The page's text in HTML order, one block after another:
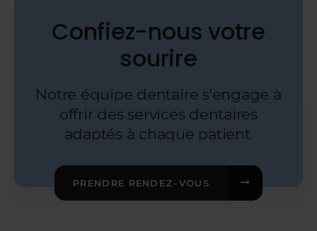
Confiez-nous votre
sourire
Notre équipe dentaire s'engage à
offrir des services dentaires
adaptés à chaque patient.
PRENDRE RENDEZ-VOUS